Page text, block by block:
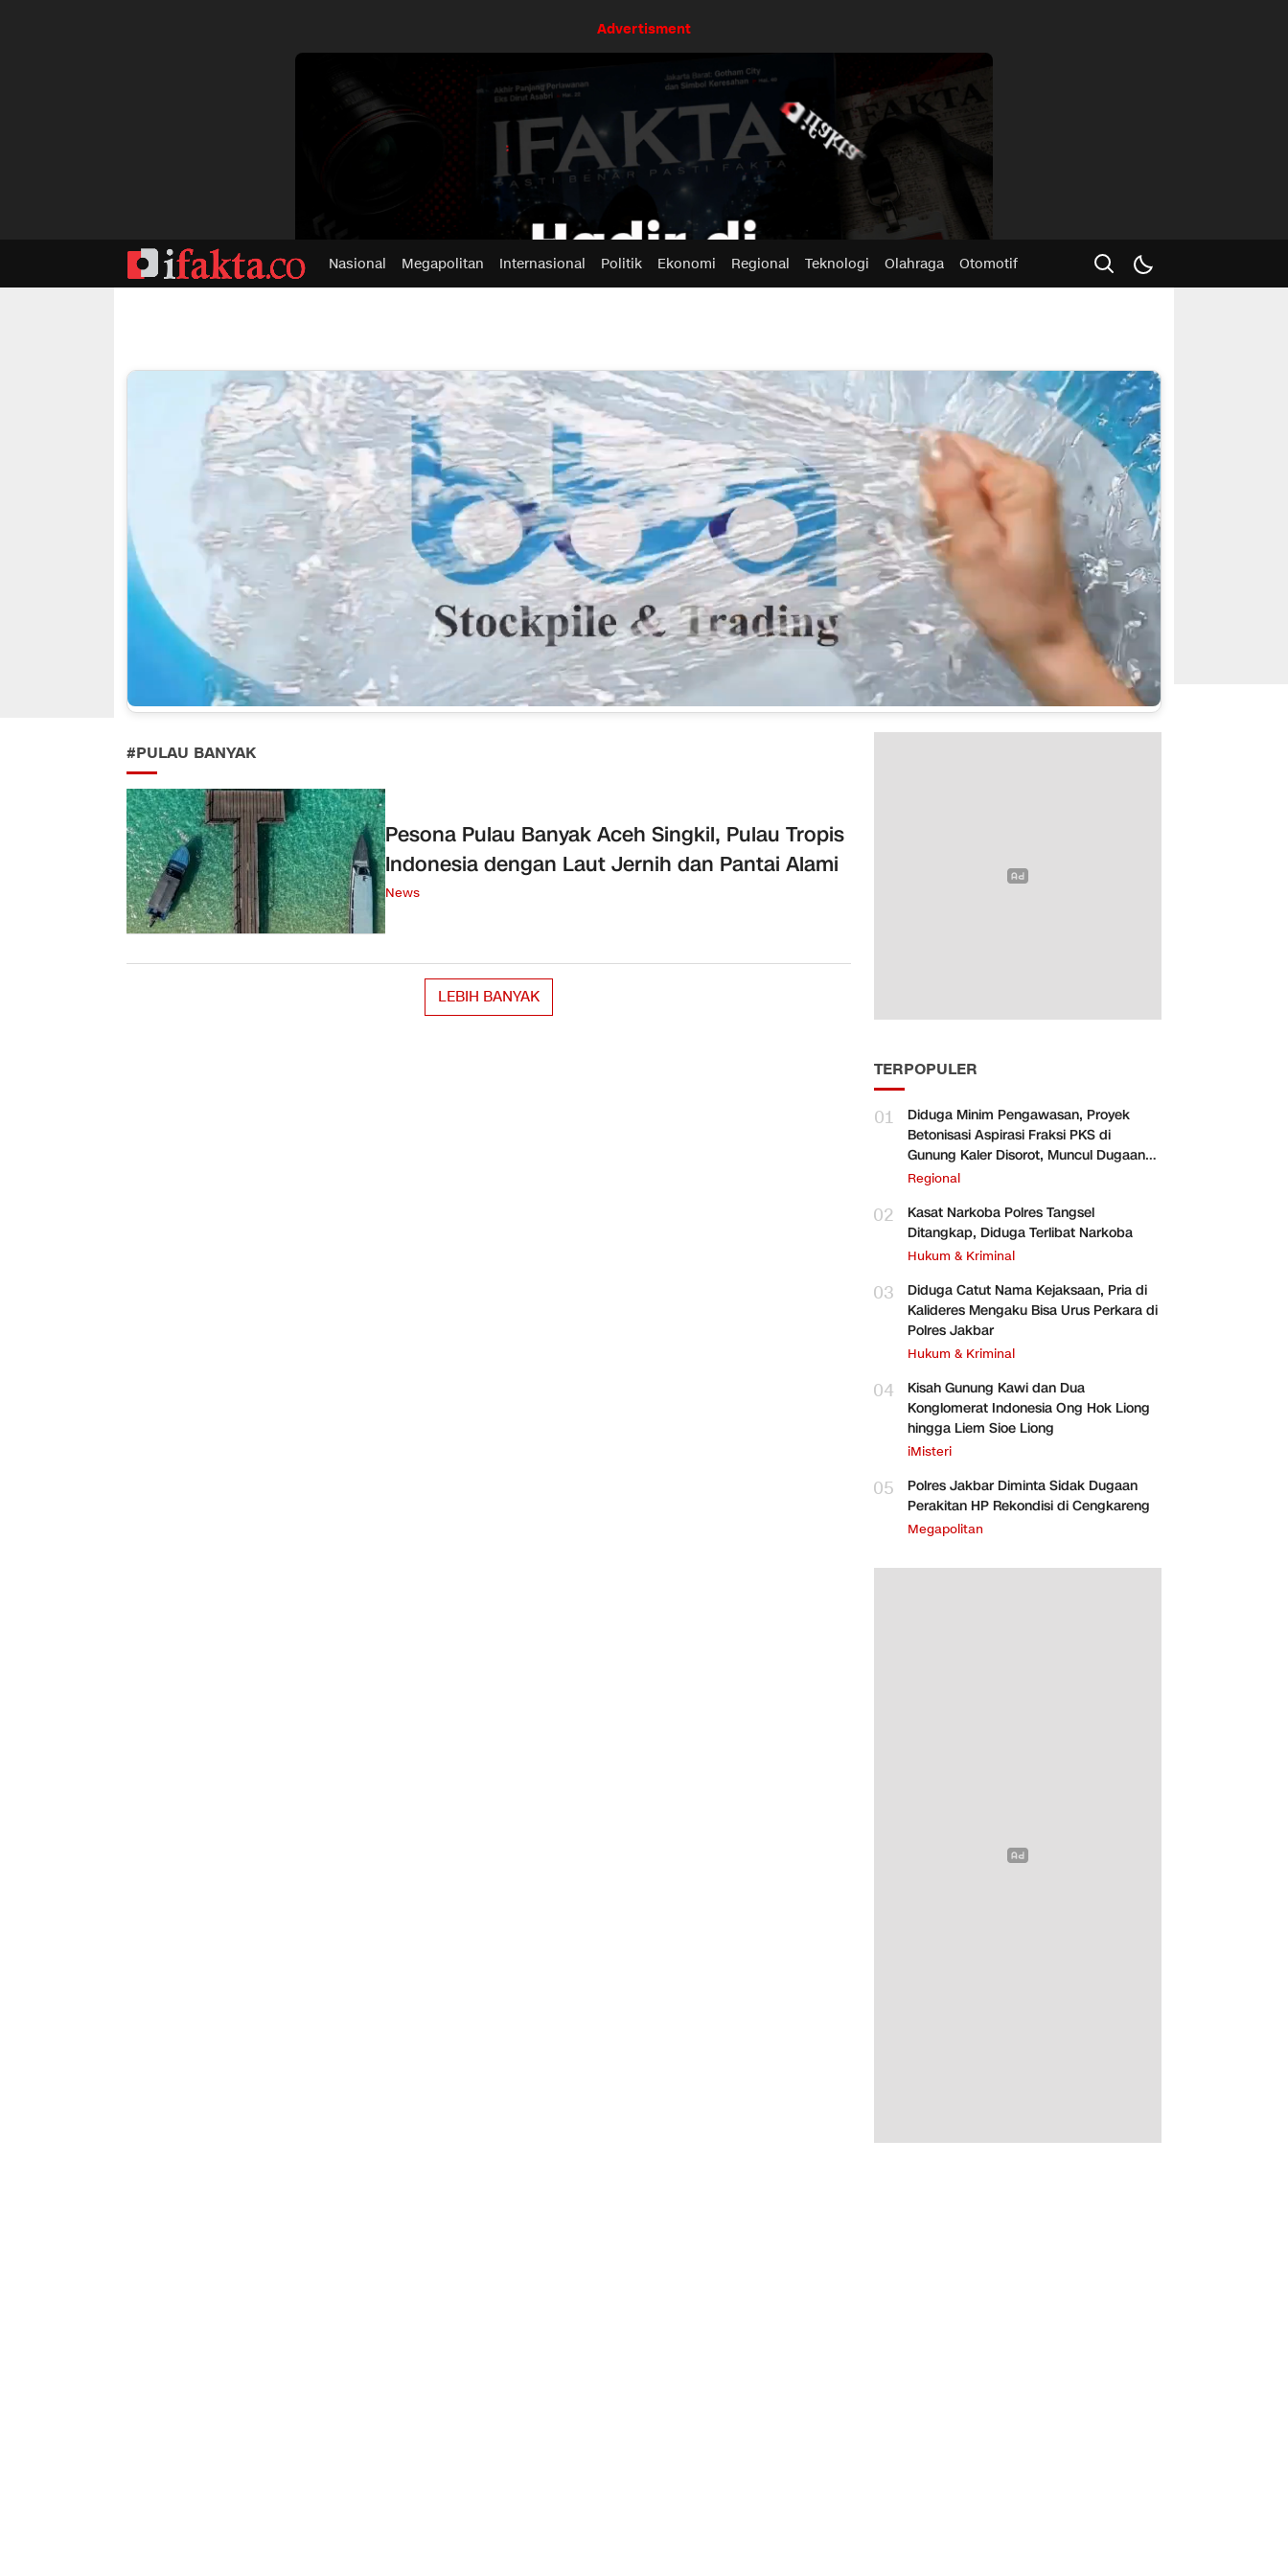
Advertisment
Nasional Megapolitan Internasional Politik Ekonomi Regional Teknologi Olahraga Otomotif
#PULAU BANYAK
Pesona Pulau Banyak Aceh Singkil, Pulau Tropis
Indonesia dengan Laut Jernih dan Pantai Alami
News
LEBIH BANYAK
TERPOPULER
01
Diduga Minim Pengawasan, Proyek
Betonisasi Aspirasi Fraksi PKS di
Gunung Kaler Disorot, Muncul Dugaan
Pengurangan Volume
Regional
02
Kasat Narkoba Polres Tangsel
Ditangkap, Diduga Terlibat Narkoba
Hukum & Kriminal
03
Diduga Catut Nama Kejaksaan, Pria di
Kalideres Mengaku Bisa Urus Perkara di
Polres Jakbar
Hukum & Kriminal
04
Kisah Gunung Kawi dan Dua
Konglomerat Indonesia Ong Hok Liong
hingga Liem Sioe Liong
iMisteri
05
Polres Jakbar Diminta Sidak Dugaan
Perakitan HP Rekondisi di Cengkareng
Megapolitan